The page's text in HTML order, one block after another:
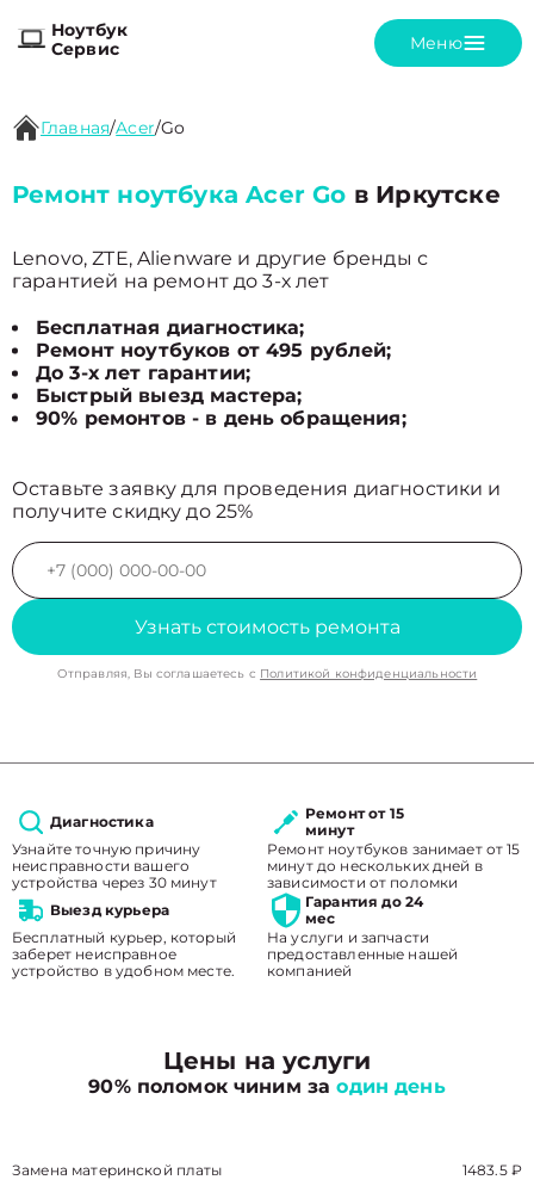
Ноутбук
Сервис
Меню
Главная/Acer/Go
Ремонт ноутбука Acer Go в Иркутске
Lenovo, ZTE, Alienware и другие бренды с
гарантией на ремонт до 3-х лет
Бесплатная диагностика;
Ремонт ноутбуков от 495 рублей;
До 3-х лет гарантии;
Быстрый выезд мастера;
90% ремонтов - в день обращения;
Оставьте заявку для проведения диагностики и
получите скидку до 25%
Узнать стоимость ремонта
Отправляя, Вы соглашаетесь с Политикой конфиденциальности
Диагностика
Узнайте точную причину
неисправности вашего
устройства через 30 минут
Ремонт от 15
минут
Ремонт ноутбуков занимает от 15
минут до нескольких дней в
зависимости от поломки
Выезд курьера
Бесплатный курьер, который
заберет неисправное
устройство в удобном месте.
Гарантия до 24
мес
На услуги и запчасти
предоставленные нашей
компанией
Цены на услуги
90% поломок чиним заодин день
Замена материнской платы 1483.5 ₽